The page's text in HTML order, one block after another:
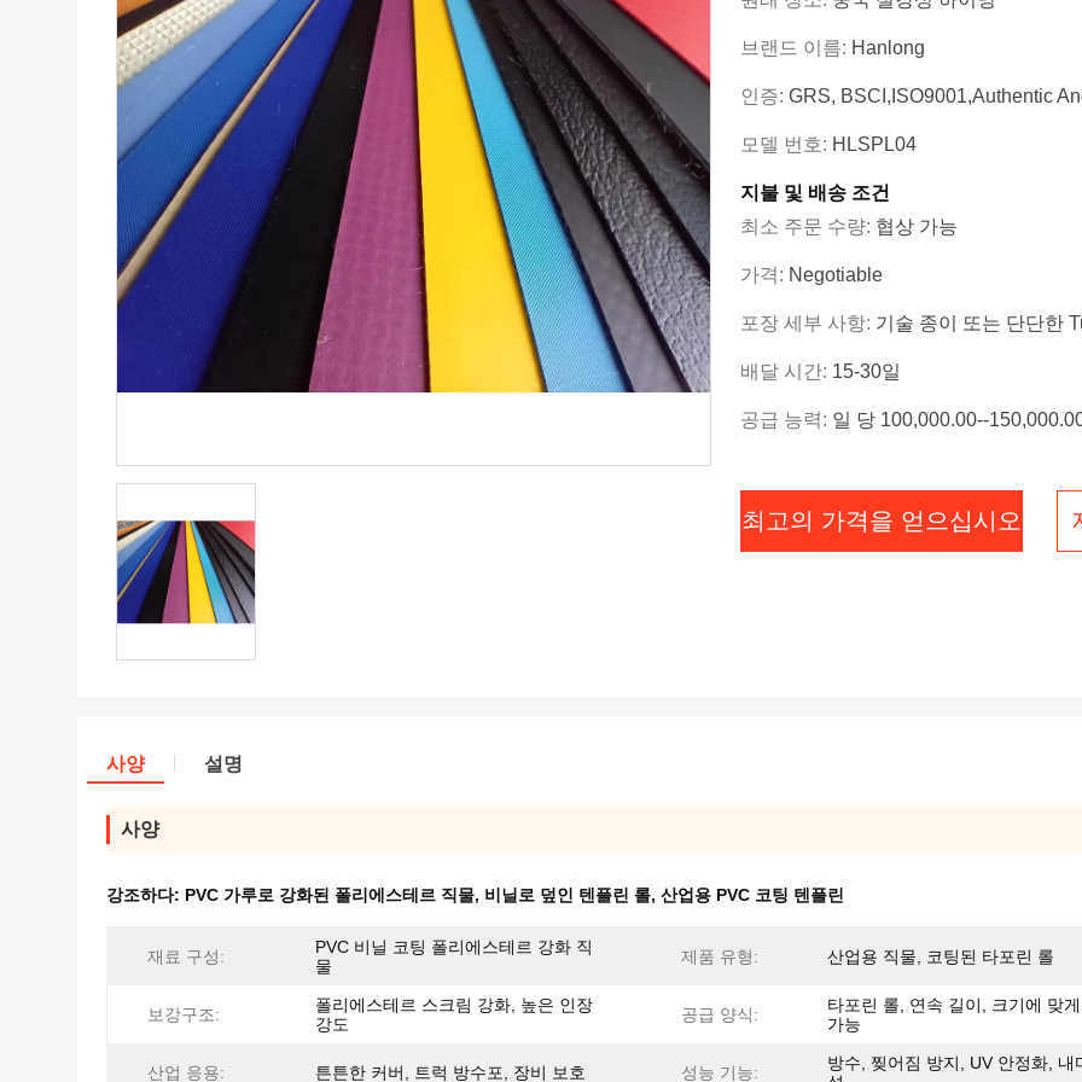
브랜드 이름: Hanlong
인증: GRS, BSCI,ISO9001,Authentic
모델 번호: HLSPL04
지불 및 배송 조건
최소 주문 수량: 협상 가능
가격: Negotiable
포장 세부 사항: 기술 종이 또는 단단한
배달 시간: 15-30일
공급 능력: 일 당 100,000.00--
최고의 가격을 얻으십시오
사양 설명
사양
강조하다: PVC 가루로 강화된 폴리에스테르 직물, 비닐로 덮인 텐플린 롤, 산업용 PVC 코팅 텐플린
재료 구성:
PVC 비닐 코팅 폴리에스테르 강화 직
물
제품 유형: 산업용 직물, 코팅된 타포린 롤
보강구조:
폴리에스테르 스크림 강화, 높은 인장
강도
공급 양식:
타포린 롤, 연속 길이, 크기에 맞
가능
산업 응용: 튼튼한 커버, 트럭 방수포, 장비 보호 성능 기능:
방수, 찢어짐 방지, UV 안정화, 내